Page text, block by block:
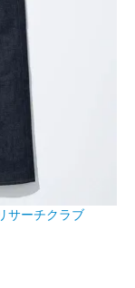
サーチクラブ